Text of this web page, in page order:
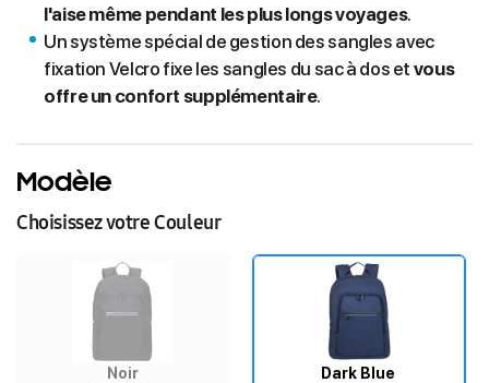
l'aise même pendant les plus longs voyages.
Un système spécial de gestion des sangles avec
fixation Velcro fixe les sangles du sac à dos et vous
offre un confort supplémentaire.
Modèle
Choisissez votre Couleur
Noir Dark Blue